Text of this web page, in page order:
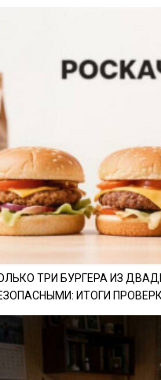
ТРИ БУРГЕРА ИЗ
ИТОГИ